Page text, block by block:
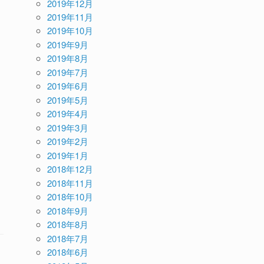
2019年12月
2019年11月
2019年10月
2019年9月
2019年8月
2019年7月
2019年6月
2019年5月
2019年4月
2019年3月
2019年2月
2019年1月
2018年12月
2018年11月
2018年10月
2018年9月
2018年8月
2018年7月
2018年6月